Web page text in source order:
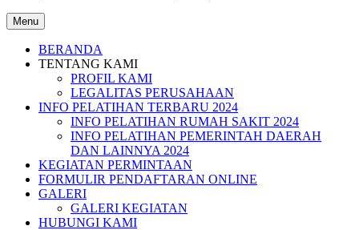
Menu
BERANDA
TENTANG KAMI
PROFIL KAMI
LEGALITAS PERUSAHAAN
INFO PELATIHAN TERBARU 2024
INFO PELATIHAN RUMAH SAKIT 2024
INFO PELATIHAN PEMERINTAH DAERAH
DAN LAINNYA 2024
KEGIATAN PERMINTAAN
FORMULIR PENDAFTARAN ONLINE
GALERI
GALERI KEGIATAN
HUBUNGI KAMI